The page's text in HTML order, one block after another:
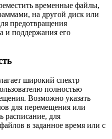
временные файлы,
на другой диск или
предотвращения
и поддержания его
широкий спектр
полностью
Возможно указать
для перемещения или
расписание, для
в заданное время или с